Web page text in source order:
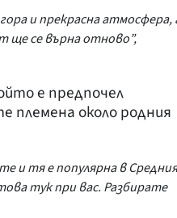
и прекрасна атмосфера,
ще се върна отново”,
е предпочел
племена около родния
и тя е популярна в Средния
тук при вас. Разбирате